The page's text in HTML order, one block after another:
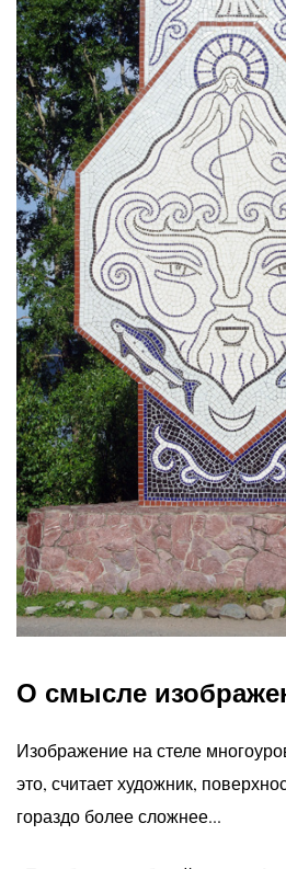
О смысле
Изображение на стеле
это, считает художник,
гораздо более сложнее...